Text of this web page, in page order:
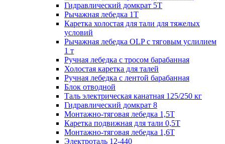
Гидравлический домкрат 5T
Рычажная лебедка 1Т
Каретка холостая для тали для тяжелых
условий
Рычажная лебедка OLP с тяговым услилием
1 т
Ручная лебедка с тросом барабанная
Холостая каретка для талей
Ручная лебедка с лентой барабанная
Блок отводной
Таль электрическая канатная 125/250 кг
Гидравлический домкрат 8
Монтажно-тяговая лебедка 1,5Т
Каретка подвижная для тали 0,5Т
Монтажно-тяговая лебедка 1,6Т
Электроталь 12-440